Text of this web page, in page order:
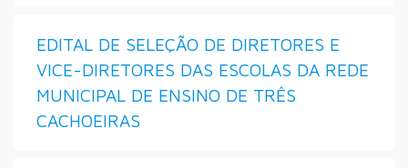
EDITAL DE SELEÇÃO DE DIRETORES E
VICE-DIRETORES DAS ESCOLAS DA REDE
MUNICIPAL DE ENSINO DE TRÊS
CACHOEIRAS